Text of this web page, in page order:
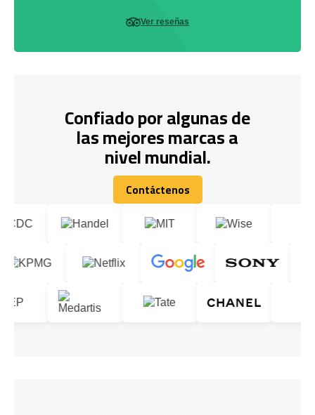
Ver reseñas
Confiado por algunas de
las mejores marcas a
nivel mundial.
Contáctenos
Contáctenos